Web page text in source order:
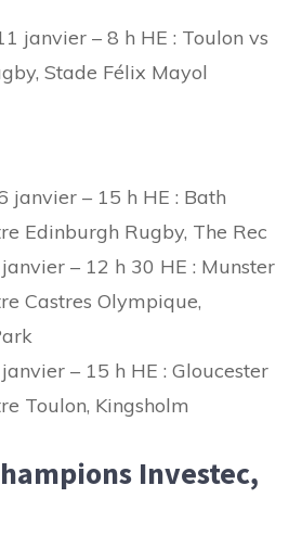
janvier – 8 h HE : Toulon vs
Stade Félix Mayol
janvier – 15 h HE : Bath
Edinburgh Rugby, The Rec
– 12 h 30 HE : Munster
Castres Olympique,
– 15 h HE : Gloucester
Toulon, Kingsholm
Investec,